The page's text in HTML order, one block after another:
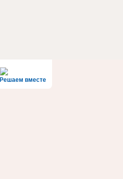
Решаем вместе